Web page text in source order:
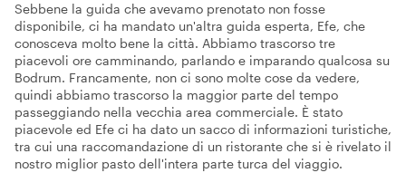
Sebbene la guida che avevamo prenotato non fosse
disponibile, ci ha mandato un'altra guida esperta, Efe, che
conosceva molto bene la città. Abbiamo trascorso tre
piacevoli ore camminando, parlando e imparando qualcosa su
Bodrum. Francamente, non ci sono molte cose da vedere,
quindi abbiamo trascorso la maggior parte del tempo
passeggiando nella vecchia area commerciale. È stato
piacevole ed Efe ci ha dato un sacco di informazioni turistiche,
tra cui una raccomandazione di un ristorante che si è rivelato il
nostro miglior pasto dell'intera parte turca del viaggio.